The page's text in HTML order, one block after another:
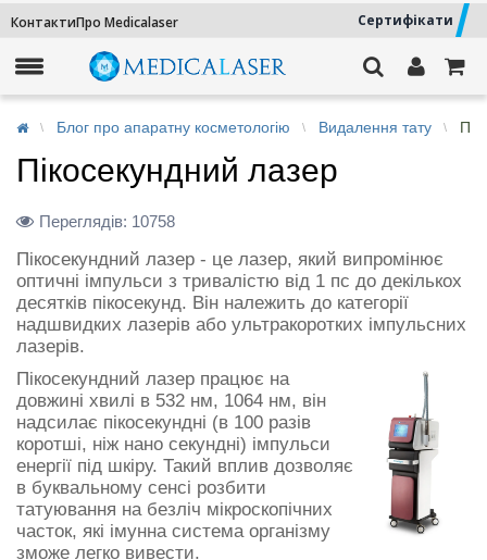
КонтактиПро Medicalaser Сертифікати
Блог про апаратну косметологію Видалення тату
Пікосекундний лазер
Переглядів: 10758
Пікосекундний лазер - це лазер, який випромінює
оптичні імпульси з тривалістю від 1 пс до декількох
десятків пікосекунд. Він належить до категорії
надшвидких лазерів або ультракоротких імпульсних
лазерів.
Пікосекундний лазер працює на
довжині хвилі в 532 нм, 1064 нм, він
надсилає пікосекундні (в 100 разів
коротші, ніж нано секундні) імпульси
енергії під шкіру. Такий вплив дозволяє
в буквальному сенсі розбити
татуювання на безліч мікроскопічних
часток, які імунна система організму
зможе легко вивести.